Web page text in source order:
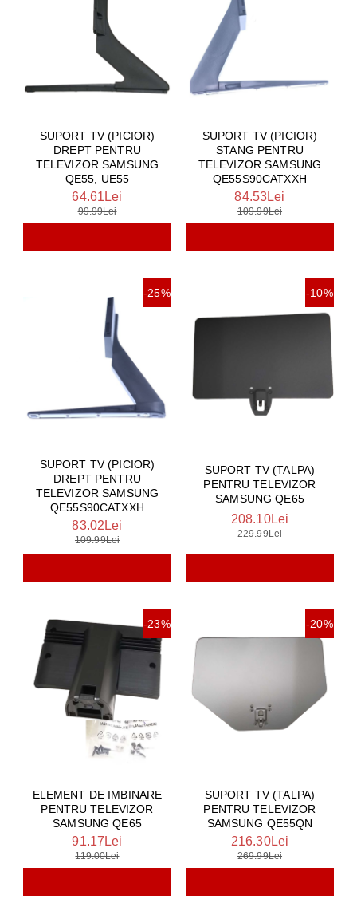
SUPORT TV (PICIOR)
DREPT PENTRU
TELEVIZOR SAMSUNG
QE55, UE55
64.61Lei
99.99Lei
SUPORT TV (PICIOR)
STANG PENTRU
TELEVIZOR SAMSUNG
QE55S90CATXXH
84.53Lei
109.99Lei
-25%
SUPORT TV (PICIOR)
DREPT PENTRU
TELEVIZOR SAMSUNG
QE55S90CATXXH
83.02Lei
109.99Lei
-10%
SUPORT TV (TALPA)
PENTRU TELEVIZOR
SAMSUNG QE65
208.10Lei
229.99Lei
-23%
ELEMENT DE IMBINARE
PENTRU TELEVIZOR
SAMSUNG QE65
91.17Lei
119.00Lei
-20%
SUPORT TV (TALPA)
PENTRU TELEVIZOR
SAMSUNG QE55QN
216.30Lei
269.99Lei